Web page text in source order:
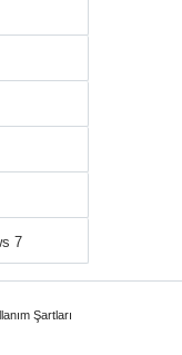
7
Şartları